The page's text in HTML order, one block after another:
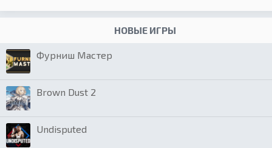
НОВЫЕ ИГРЫ
Фурниш Мастер
Brown Dust 2
Undisputed